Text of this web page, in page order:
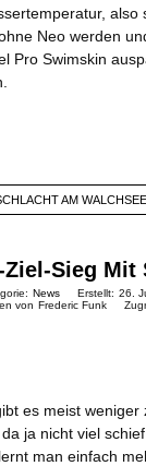
also
Neo werden
Pro Swimskin
AM WALCHSEE
Sieg Mit
News Erstellt: 26.
von Frederic Funk
es meist weniger
ja nicht viel
man einfach